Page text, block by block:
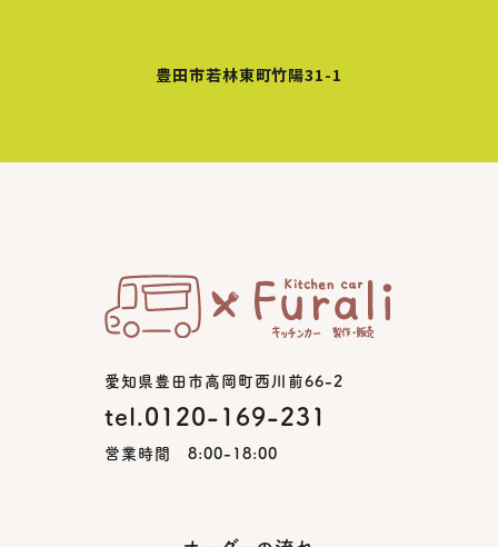
豊田市若林東町竹陽31-1
愛知県豊田市高岡町西川前66-2
tel.0120-169-231
営業時間 8:00-18:00